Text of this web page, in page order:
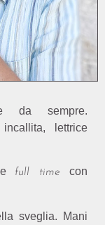
da sempre.
lettrice
full time con
sveglia. Mani